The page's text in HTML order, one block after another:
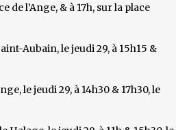
de l’Ange, & à 17h, sur la place
Aubain, le jeudi 29, à 15h15 &
le jeudi 29, à 14h30 & 17h30, le